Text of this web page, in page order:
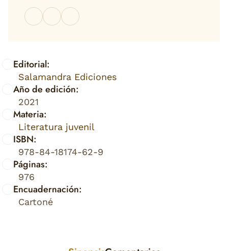
Editorial:
Salamandra Ediciones
Año de edición:
2021
Materia:
Literatura juvenil
ISBN:
978-84-18174-62-9
Páginas:
976
Encuadernación:
Cartoné